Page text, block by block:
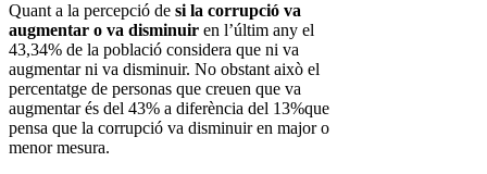
Quant a la percepció de si la corrupció va
augmentar o va disminuir en l’últim any el
43,34% de la població considera que ni va
augmentar ni va disminuir. No obstant això el
percentatge de personas que creuen que va
augmentar és del 43% a diferència del 13%que
pensa que la corrupció va disminuir en major o
menor mesura.